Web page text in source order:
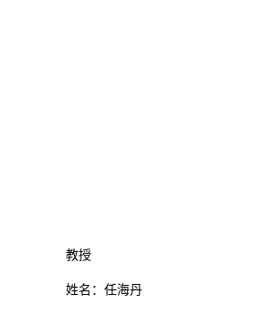
教授
姓名：任海丹